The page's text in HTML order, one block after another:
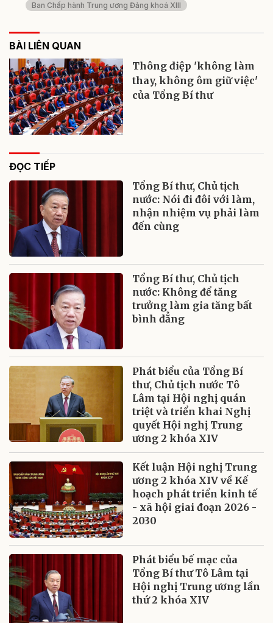
Ban Chấp hành Trung ương Đảng khoá XIII
BÀI LIÊN QUAN
Thông điệp 'không làm
thay, không ôm giữ việc'
của Tổng Bí thư
ĐỌC TIẾP
Tổng Bí thư, Chủ tịch
nước: Nói đi đôi với làm,
nhận nhiệm vụ phải làm
đến cùng
Tổng Bí thư, Chủ tịch
nước: Không để tăng
trưởng làm gia tăng bất
bình đẳng
Phát biểu của Tổng Bí
thư, Chủ tịch nước Tô
Lâm tại Hội nghị quán
triệt và triển khai Nghị
quyết Hội nghị Trung
ương 2 khóa XIV
Kết luận Hội nghị Trung
ương 2 khóa XIV về Kế
hoạch phát triển kinh tế
- xã hội giai đoạn 2026 -
2030
Phát biểu bế mạc của
Tổng Bí thư Tô Lâm tại
Hội nghị Trung ương lần
thứ 2 khóa XIV